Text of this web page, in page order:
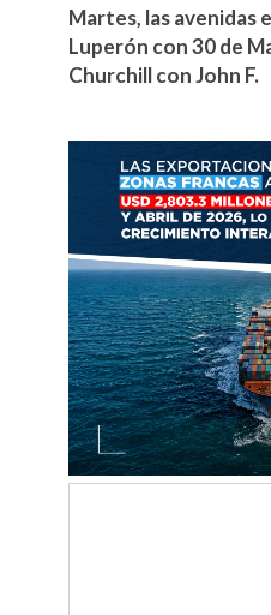
Martes, las avenidas
Luperón con 30 de
Churchill con John F.